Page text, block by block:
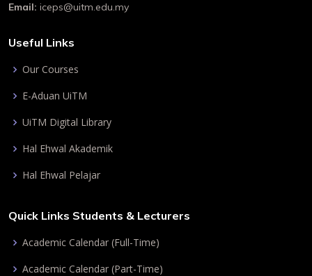
Email: iceps@uitm.edu.my
Useful Links
Our Courses
E-Aduan UiTM
UiTM Digital Library
Hal Ehwal Akademik
Hal Ehwal Pelajar
Quick Links Students & Lecturers
Academic Calendar (Full-Time)
Academic Calendar (Part-Time)